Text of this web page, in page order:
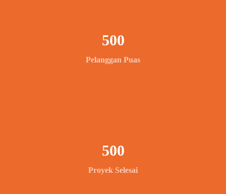
Pelanggan Puas
500
Proyek Selesai
500